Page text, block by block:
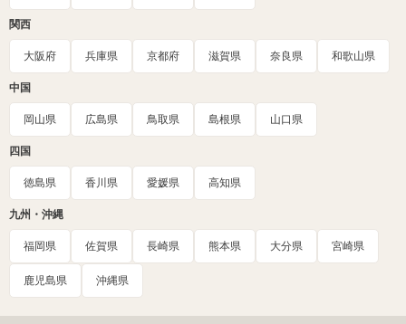
関西
大阪府 兵庫県 京都府 滋賀県 奈良県 和歌山県
中国
岡山県 広島県 鳥取県 島根県 山口県
四国
徳島県 香川県 愛媛県 高知県
九州・沖縄
福岡県 佐賀県 長崎県 熊本県 大分県 宮崎県
鹿児島県 沖縄県